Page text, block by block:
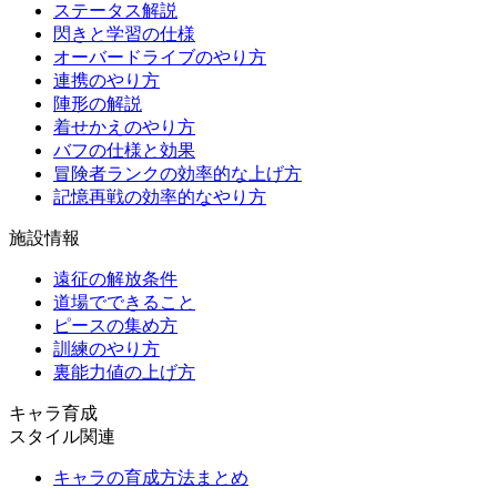
ステータス解説
閃きと学習の仕様
オーバードライブのやり方
連携のやり方
陣形の解説
着せかえのやり方
バフの仕様と効果
冒険者ランクの効率的な上げ方
記憶再戦の効率的なやり方
施設情報
遠征の解放条件
道場でできること
ピースの集め方
訓練のやり方
裏能力値の上げ方
キャラ育成
スタイル関連
キャラの育成方法まとめ